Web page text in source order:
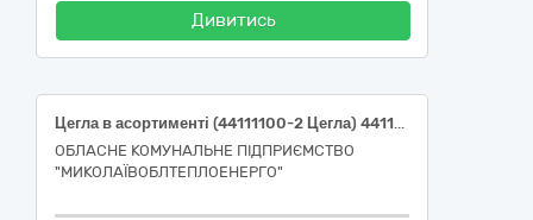
Дивитись
Цегла в асортименті (44111100-2 Цегла) 44110000-4 Конструкційні матеріали
ОБЛАСНЕ КОМУНАЛЬНЕ ПІДПРИЄМСТВО
"МИКОЛАЇВОБЛТЕПЛОЕНЕРГО"